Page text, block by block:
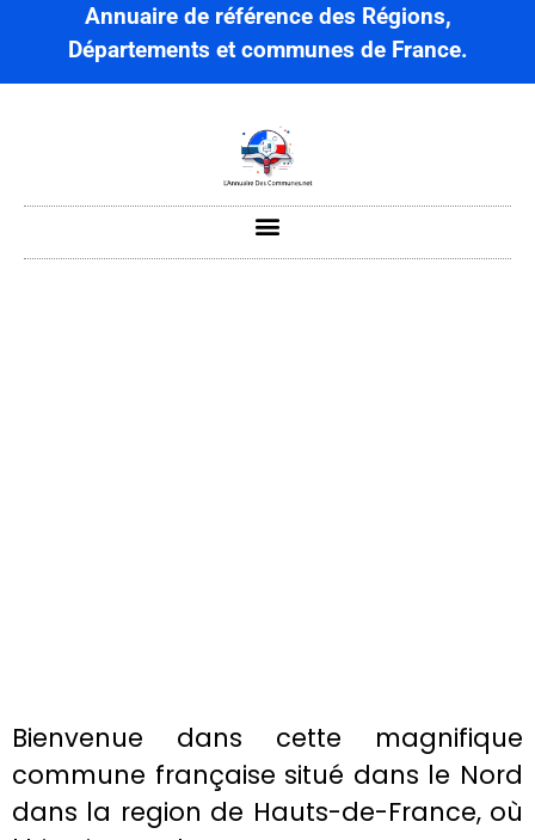
Annuaire de référence des Régions,
Départements et communes de France.
Bienvenue dans cette magnifique
commune française situé dans le Nord
dans la region de Hauts-de-France, où